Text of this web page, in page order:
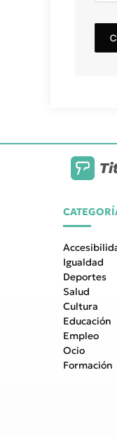
Igualdad
Deportes
Salud
Cultura
Educación
Empleo
Ocio
Formación